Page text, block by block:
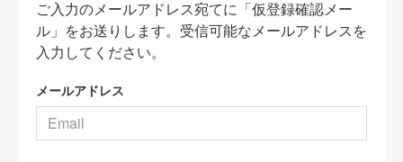
ご入力のメールアドレス宛てに「仮登録確認メー
ル」をお送りします。受信可能なメールアドレスを
入力してください。
メールアドレス